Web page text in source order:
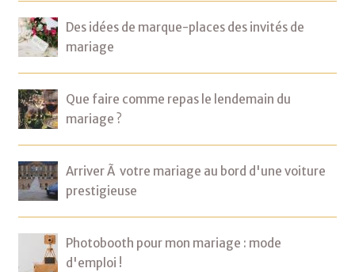
Des idées de marque-places des invités de
mariage
Que faire comme repas le lendemain du
mariage ?
Arriver Ã votre mariage au bord d'une voiture
prestigieuse
Photobooth pour mon mariage : mode
d'emploi !